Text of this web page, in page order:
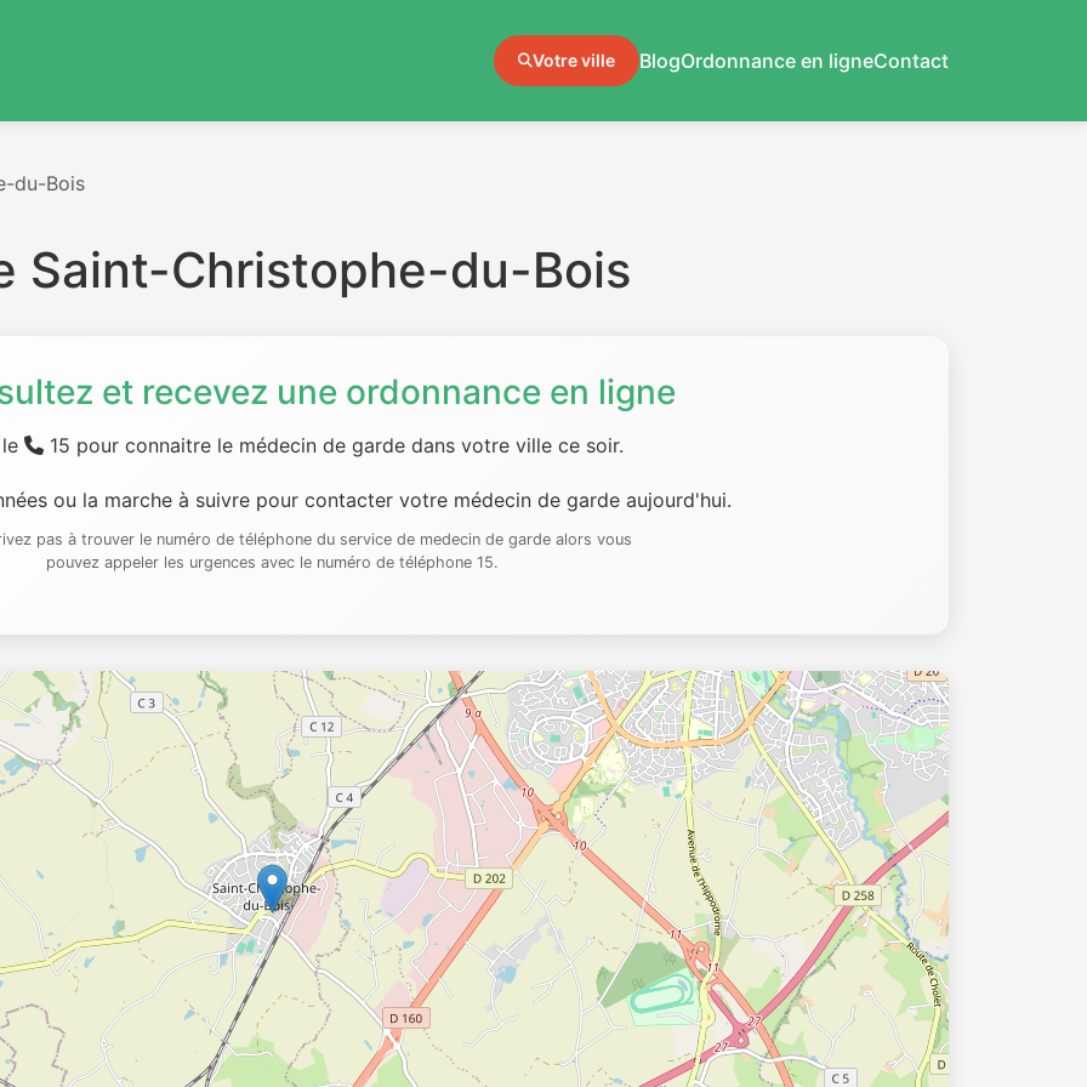
Votre ville BlogOrdonnance en ligneContact
du-Bois
Saint-Christophe-du-Bois
et recevez une ordonnance en ligne
15 pour connaitre le médecin de garde dans votre ville ce soir.
ou la marche à suivre pour contacter votre médecin de garde aujourd'hui.
pas à trouver le numéro de téléphone du service de medecin de garde alors vous
pouvez appeler les urgences avec le numéro de téléphone 15.